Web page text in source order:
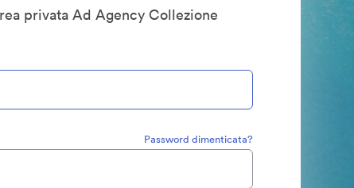
privata Ad Agency Collezione
Password dimenticata?